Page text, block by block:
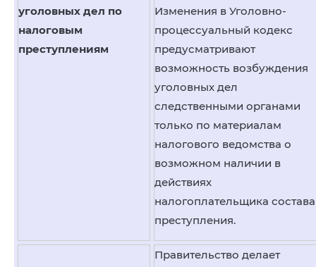
уголовных дел по
налоговым
преступлениям
Изменения в Уголовно-
процессуальный кодекс
предусматривают
возможность возбуждения
уголовных дел
следственными органами
только по материалам
налогового ведомства о
возможном наличии в
действиях
налогоплательщика состава
преступления.
Правительство делает